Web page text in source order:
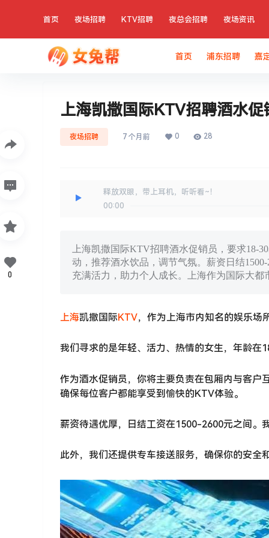
首页 夜场招聘 KTV招聘 夜总会招聘 夜场资讯
首页 浦东招聘 嘉
上海凯撒国际KTV招聘酒水
夜场招聘 7 个月前 0 28
释放双眼，带上耳机，听听看~！
00:00
上海凯撒国际KTV招聘酒水促销员，要求18-
动，推荐酒水饮品，调节气氛。薪资日结
充满活力，助力个人成长。上海作为国际大
上海凯撒国际KTV，作为上海市内知名的娱乐场
我们寻求的是年轻、活力、热情的女生，年龄
作为酒水促销员，你将主要负责在包厢内与客户
确保每位客户都能享受到愉快的KTV体验。
薪资待遇优厚，日结工资在1500-2600元之间。
此外，我们还提供专车接送服务，确保你的安全
0